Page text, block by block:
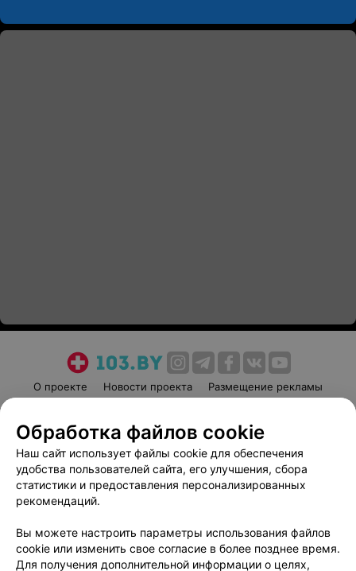
О проекте Новости проекта
Размещение рекламы
Пользовательское соглашение
Способы оплаты
Вакансии
Партнеры
Написать руководителю 103.by
Обработка персональных данных
Обработка файлов cookie
Наш сайт использует файлы cookie для обеспечения
удобства пользователей сайта, его улучшения, сбора
статистики и предоставления персонализированных
рекомендаций.
Вы можете настроить параметры использования файлов
cookie или изменить свое согласие в более позднее время.
Для получения дополнительной информации о целях,